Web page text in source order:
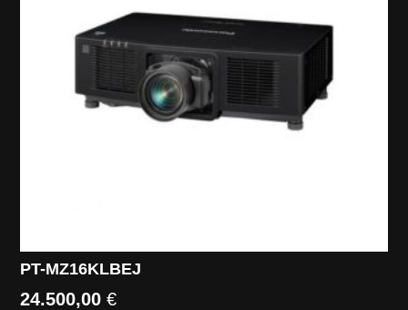
PT-MZ16KLBEJ
24.500,00€